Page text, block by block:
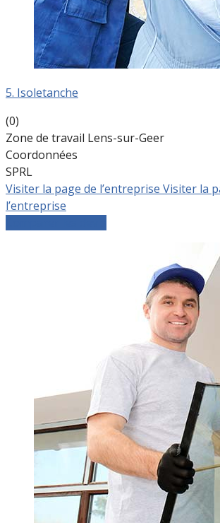
5. Isoletanche
(0)
Zone de travail Lens-sur-Geer
Coordonnées
SPRL
Visiter la page de l’entreprise Visiter la
l’entreprise